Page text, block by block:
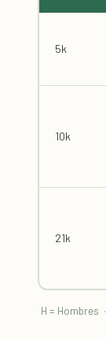
5k
10k
21k
H = Hombres